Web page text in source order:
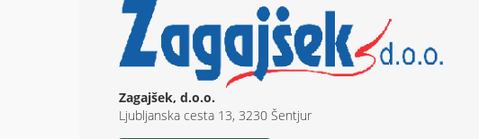
Zagajšek, d.o.o.
Ljubljanska cesta 13, 3230 Šentjur